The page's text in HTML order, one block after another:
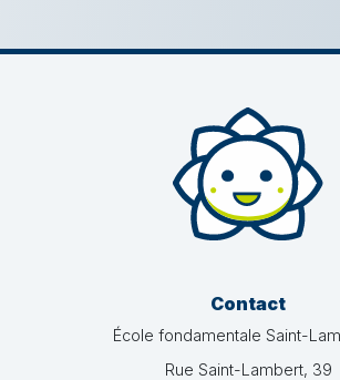
Contact
École fondamentale Saint-
Rue Saint-Lambert, 39